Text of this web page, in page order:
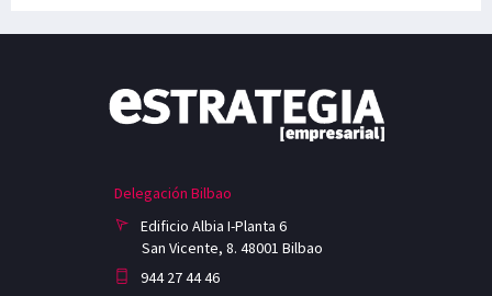
Delegación Bilbao
Edificio Albia I-Planta 6
San Vicente, 8. 48001 Bilbao
944 27 44 46